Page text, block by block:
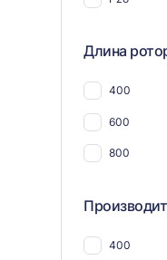
Для пвх
Для угля
Длина
400
600
800
400